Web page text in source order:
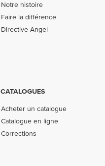
Notre histoire
Faire la différence
Directive Angel
CATALOGUES
Acheter un catalogue
Catalogue en ligne
Corrections